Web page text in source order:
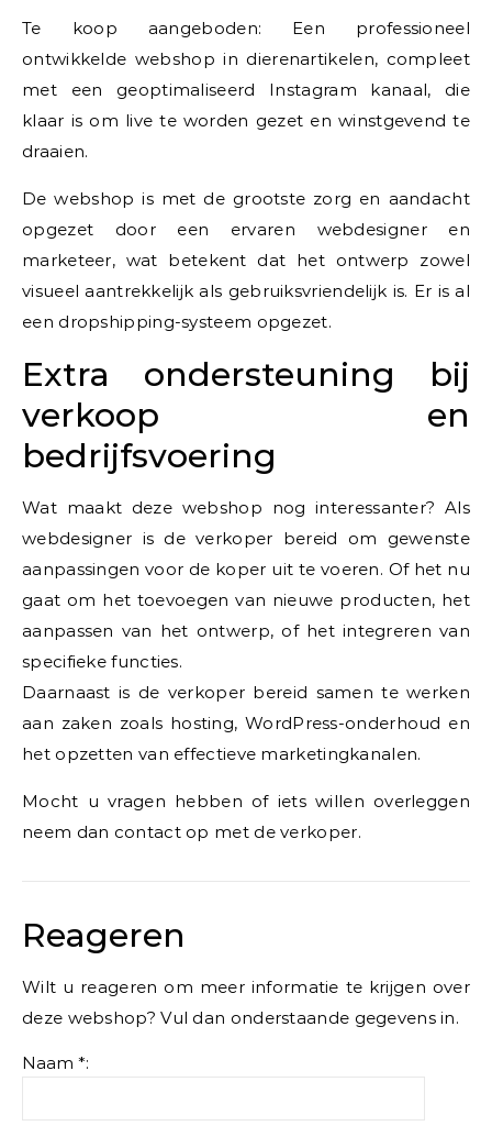
Te koop aangeboden: Een professioneel
ontwikkelde webshop in dierenartikelen, compleet
met een geoptimaliseerd Instagram kanaal, die
klaar is om live te worden gezet en winstgevend te
draaien.
De webshop is met de grootste zorg en aandacht
opgezet door een ervaren webdesigner en
marketeer, wat betekent dat het ontwerp zowel
visueel aantrekkelijk als gebruiksvriendelijk is. Er is al
een dropshipping-systeem opgezet.
Extra ondersteuning bij
verkoop en
bedrijfsvoering
Wat maakt deze webshop nog interessanter? Als
webdesigner is de verkoper bereid om gewenste
aanpassingen voor de koper uit te voeren. Of het nu
gaat om het toevoegen van nieuwe producten, het
aanpassen van het ontwerp, of het integreren van
specifieke functies.
Daarnaast is de verkoper bereid samen te werken
aan zaken zoals hosting, WordPress-onderhoud en
het opzetten van effectieve marketingkanalen.
Mocht u vragen hebben of iets willen overleggen
neem dan contact op met de verkoper.
Reageren
Wilt u reageren om meer informatie te krijgen over
deze webshop? Vul dan onderstaande gegevens in.
Naam *: